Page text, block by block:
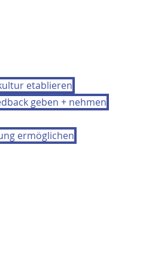
etablieren
geben + nehmen
ermöglichen